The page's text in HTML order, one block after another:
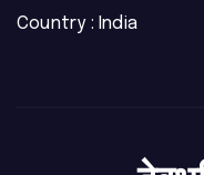
Country : India